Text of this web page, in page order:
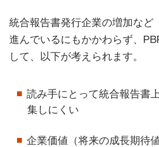
統合報告書発行企業の増加など
進んでいるにもかかわらず、
して、以下が考えられます。
読み手にとって統合報告書
集しにくい
企業価値（将来の成長期待